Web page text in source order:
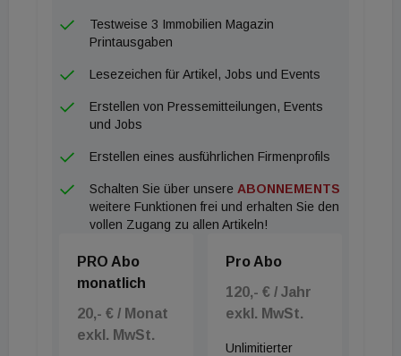
Testweise 3 Immobilien Magazin
Printausgaben
Lesezeichen für Artikel, Jobs und Events
Erstellen von Pressemitteilungen, Events
und Jobs
Erstellen eines ausführlichen Firmenprofils
Schalten Sie über unsere ABONNEMENTS
weitere Funktionen frei und erhalten Sie den
vollen Zugang zu allen Artikeln!
PRO Abo
monatlich
20,- € / Monat
exkl. MwSt.
Pro Abo
120,- € / Jahr
exkl. MwSt.
Unlimitierter